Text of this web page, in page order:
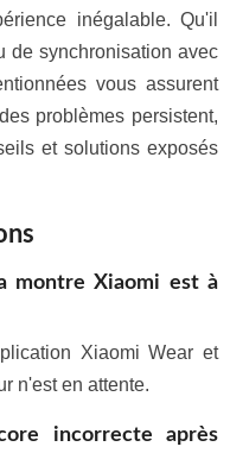
inégalable. Qu'il
de synchronisation avec
vous assurent
problèmes persistent,
et solutions exposés
montre Xiaomi est à
Xiaomi Wear et
n'est en attente.
incorrecte après